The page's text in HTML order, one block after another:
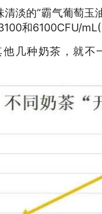
淡的“霸气葡萄玉
和6100CFU/
种奶茶，就不